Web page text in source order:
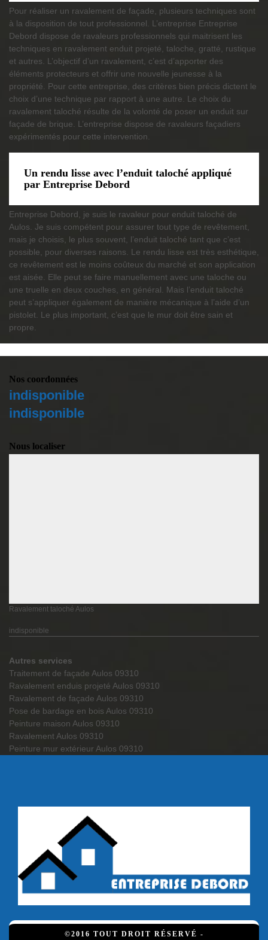
Pour réaliser un ravalement de façade, plusieurs techniques sont
à la disposition de tout professionnel. L’entreprise Entreprise
Debord dispose de ravaleurs professionnels qui maitrisent les
techniques en ravalement enduit projeté, taloche, gratté, rustique
et autres. L’objectif d’un ravalement, c’est d’apporter des
éléments protecteurs et offrir une nouvelle jeunesse à la
propriété. Pour cette entreprise, des critères bien précis dictent le
choix d’une technique par rapport à une autre. Le choix du
ravalement taloché résulte de la volonté de poser un enduit sur
façade de brique. L’entreprise dispose de ravaleurs façadiers
expérimentés pour cette intervention.
Un rendu lisse avec l’enduit taloché appliqué
par Entreprise Debord
Entreprise Debord, je suis le ravaleur pour enduit taloché de
Aulos. Je suis compétent pour assurer tout type de revêtement,
mais je choisis, le plus souvent, l’enduit taloché tant que c’est
possible, pour diverses raisons. Le rendu lisse est très esthétique,
ce revêtement est le moins coûteux du marché et son application
est aisée. Elle peut se faire manuellement avec une taloche ou
une truelle en deux couches, en général. Mais l’enduit taloché
peut s’appliquer également de manière mécanique à l’aide d’un
pistolet. Le plus important, c’est que le mur doit être sain et
propre.
Nos coordonnées
indisponible
indisponible
Nous localiser
Ravalement taloché Aulos
indisponible
Autres services
Traitement de façade Aulos 09310
Ravalement enduis projeté Aulos 09310
Ravalement de façade Aulos 09310
Pose de bardage en bois Aulos 09310
Peinture maison Aulos 09310
Ravalement Aulos 09310
Peinture mur extérieur Aulos 09310
©2016 TOUT DROIT RÉSERVÉ -